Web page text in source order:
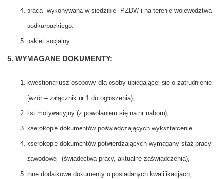
praca wykonywana w siedzibie PZDW i na terenie województwa
podkarpackiego.
pakiet socjalny.
5. WYMAGANE DOKUMENTY:
kwestionariusz osobowy dla osoby ubiegającej się o zatrudnienie
(wzór – załącznik nr 1 do ogłoszenia),
list motywacyjny (z powołaniem się na nr naboru),
kserokopie dokumentów poświadczających wykształcenie,
kserokopie dokumentów potwierdzających wymagany staż pracy
zawodowej (świadectwa pracy, aktualne zaświadczenia),
inne dodatkowe dokumenty o posiadanych kwalifikacjach,